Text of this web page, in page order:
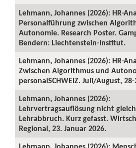
Lehmann, Johannes (2026): HR-
Personalführung zwischen
Autonomie. Research Poster.
Bendern: Liechtenstein-Institut.
Lehmann, Johannes (2026): HR-
Zwischen Algorithmus und
personalSCHWEIZ. Juli/August,
Lehmann, Johannes (2026):
Lehrvertragsauflösung nicht gleich
Lehrabbruch. Kurz gefasst.
Regional, 23. Januar 2026.